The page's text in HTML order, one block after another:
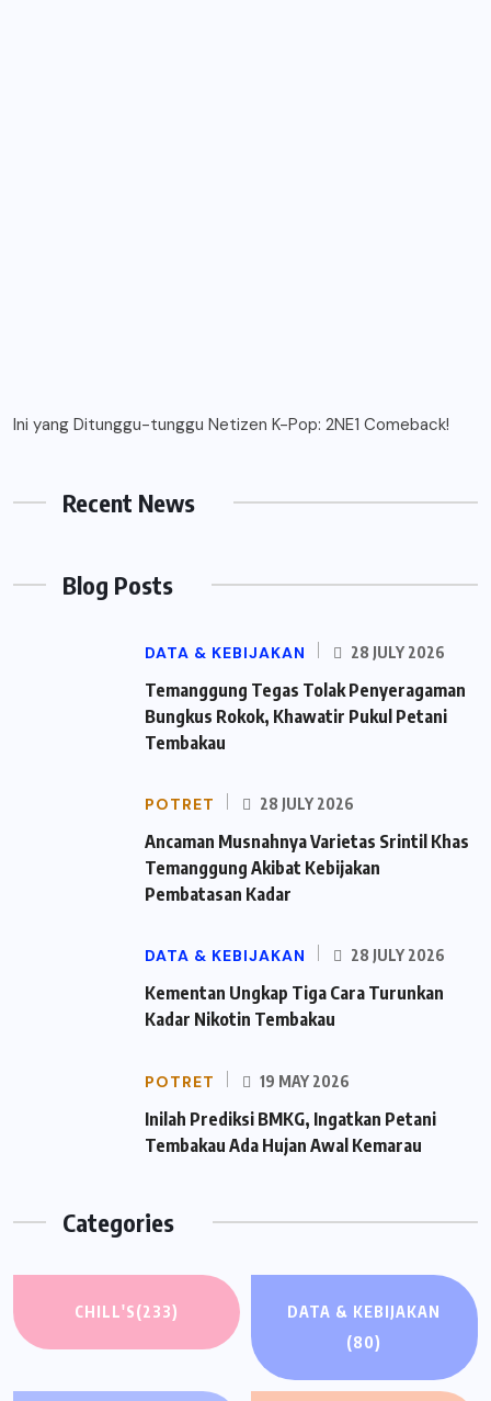
Ini yang Ditunggu-tunggu Netizen K-Pop: 2NE1 Comeback!
Recent News
Blog Posts
DATA & KEBIJAKAN 28 JULY 2026
Temanggung Tegas Tolak Penyeragaman
Bungkus Rokok, Khawatir Pukul Petani
Tembakau
POTRET 28 JULY 2026
Ancaman Musnahnya Varietas Srintil Khas
Temanggung Akibat Kebijakan
Pembatasan Kadar
DATA & KEBIJAKAN 28 JULY 2026
Kementan Ungkap Tiga Cara Turunkan
Kadar Nikotin Tembakau
POTRET 19 MAY 2026
Inilah Prediksi BMKG, Ingatkan Petani
Tembakau Ada Hujan Awal Kemarau
Categories
CHILL'S(233)
DATA & KEBIJAKAN
(80)